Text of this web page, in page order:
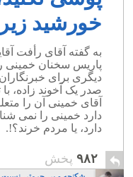
خورشید
به گفته آقای رأفت
پاریس سخنان خمینی
دیگری برای
صدر یک آخوند زاده،
آقای خمینی آن را
دارد خمینی را نمی
دارد، یا مردم خرند؟!.
۹۸۲ پخش